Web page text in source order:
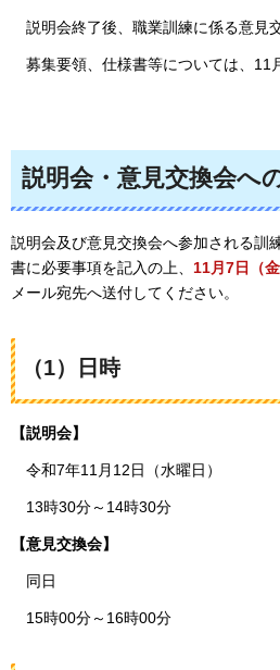
説明会終了後、職業訓練に係る意見
募集要領、仕様書等については、11
説明会・意見交換会へ
説明会及び意見交換会へ参加される訓
書に必要事項を記入の上、 11月7日（金
メール宛先へ送付してください。
（1）日時
【説明会】
令和7年11月12日（水曜日）
13時30分～14時30分
【意見交換会】
同日
15時00分～16時00分